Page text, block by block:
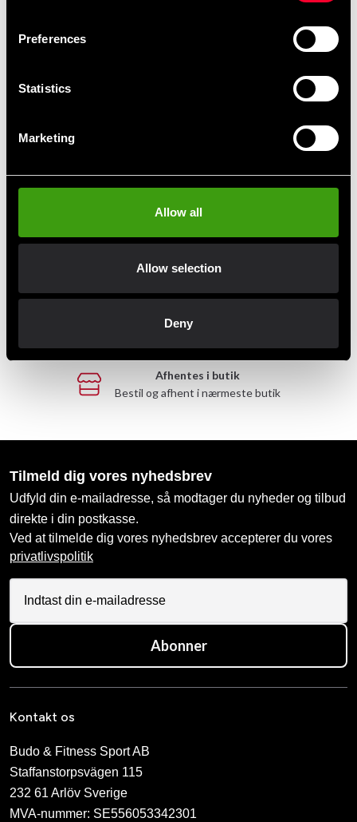
Preferences
Statistics
Marketing
Allow all
Allow selection
Deny
Benyt dig af tilbud og rabatter
MobilePay, Kustom & Adyen
Betal nemt, enkelt og sikkert
Afhentes i butik
Bestil og afhent i nærmeste butik
Tilmeld dig vores nyhedsbrev
Udfyld din e-mailadresse, så modtager du nyheder og tilbud
direkte i din postkasse.
Ved at tilmelde dig vores nyhedsbrev accepterer du vores
privatlivspolitik
Abonner
Kontakt os
Budo & Fitness Sport AB
Staffanstorpsvägen 115
232 61 Arlöv Sverige
MVA-nummer: SE556053342301